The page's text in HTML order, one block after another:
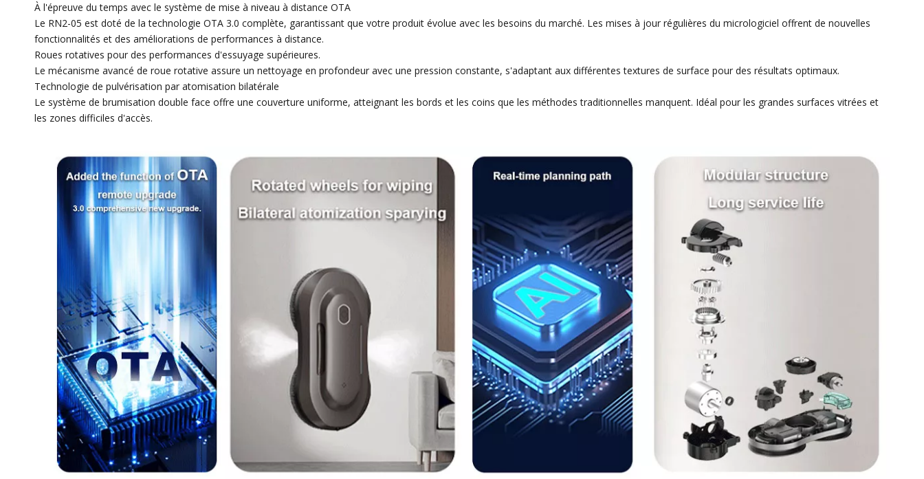
À l'épreuve du temps avec le système de mise à niveau à distance OTA
Le RN2-05 est doté de la technologie OTA 3.0 complète, garantissant que votre produit évolue avec les besoins du marché. Les mises à jour régulières du micrologiciel offrent de nouvelles
fonctionnalités et des améliorations de performances à distance.
Roues rotatives pour des performances d'essuyage supérieures.
Le mécanisme avancé de roue rotative assure un nettoyage en profondeur avec une pression constante, s'adaptant aux différentes textures de surface pour des résultats optimaux.
Technologie de pulvérisation par atomisation bilatérale
Le système de brumisation double face offre une couverture uniforme, atteignant les bords et les coins que les méthodes traditionnelles manquent. Idéal pour les grandes surfaces vitrées et
les zones difficiles d'accès.